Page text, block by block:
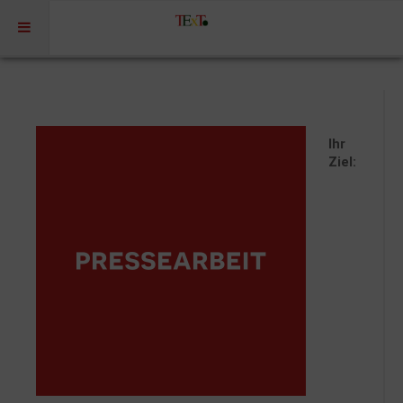
Medien | Öffentlichkeit | Kundenkommunikation
Ihr
Ziel: